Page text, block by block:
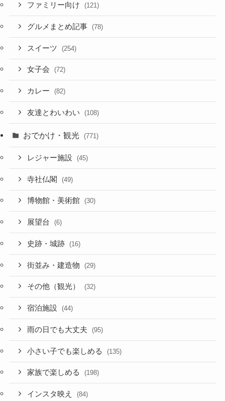
ファミリー向け (121)
グルメまとめ記事 (78)
スイーツ (254)
女子会 (72)
カレー (82)
友達とわいわい (108)
おでかけ・観光 (771)
レジャー施設 (45)
寺社仏閣 (49)
博物館・美術館 (30)
展望台 (6)
史跡・城跡 (16)
街並み・建造物 (29)
その他（観光） (32)
宿泊施設 (44)
雨の日でも大丈夫 (95)
小さい子でも楽しめる (135)
家族で楽しめる (198)
インスタ映え (84)